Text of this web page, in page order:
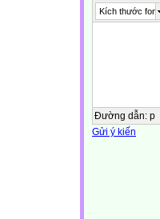
Kích thước font
Đường dẫn: p
Gửi ý kiến